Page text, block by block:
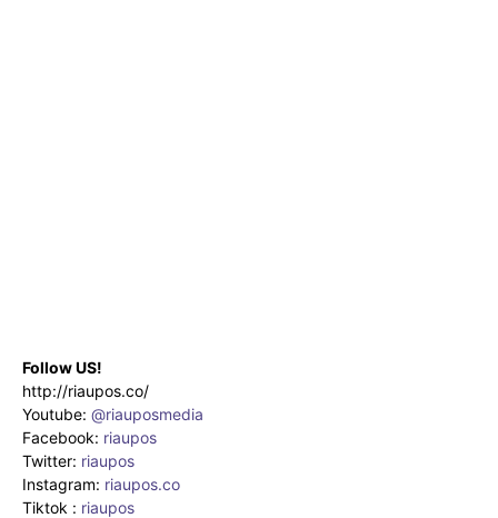
Follow US!
http://riaupos.co/
Youtube: @riauposmedia
Facebook: riaupos
Twitter: riaupos
Instagram: riaupos.co
Tiktok : riaupos